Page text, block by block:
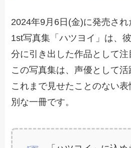
2024年9月6日(金)に発売さ
1st写真集「ハツヨイ」は、
分に引き出した作品として注
この写真集は、声優として活
これまで見せたことのない
別な一冊です。